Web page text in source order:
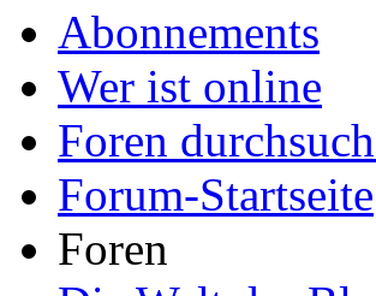
Abonnements
Wer ist online
Foren
Forum-Startseite
Foren